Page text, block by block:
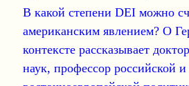
В какой степениDEI можно
американским явлением? О
контексте рассказывает
наук, профессор российской и